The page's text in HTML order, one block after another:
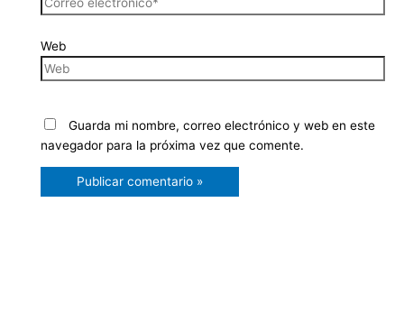
Web
Guarda mi nombre, correo electrónico y web en este
navegador para la próxima vez que comente.